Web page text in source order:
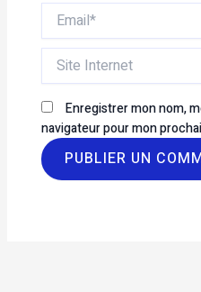
Email*
Site
Internet
Enregistrer mon nom,
navigateur pour mon